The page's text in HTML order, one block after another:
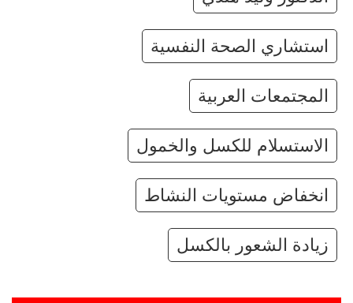
استشاري الصحة النفسية
المجتمعات العربية
الاستسلام للكسل والخمول
انخفاض مستويات النشاط
زيادة الشعور بالكسل